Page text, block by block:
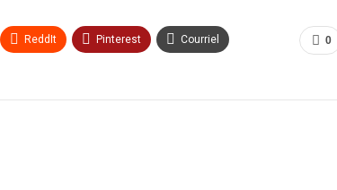
0
ReddIt Pinterest Courriel